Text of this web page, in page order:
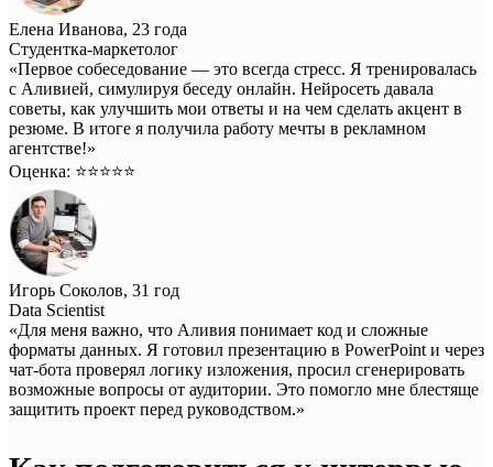
Елена Иванова, 23 года
Студентка-маркетолог
«Первое собеседование — это всегда стресс. Я тренировалась
с Аливией, симулируя беседу онлайн. Нейросеть давала
советы, как улучшить мои ответы и на чем сделать акцент в
резюме. В итоге я получила работу мечты в рекламном
агентстве!»
Оценка: ⭐️⭐️⭐️⭐️⭐️
Игорь Соколов, 31 год
Data Scientist
«Для меня важно, что Аливия понимает код и сложные
форматы данных. Я готовил презентацию в PowerPoint и через
чат-бота проверял логику изложения, просил сгенерировать
возможные вопросы от аудитории. Это помогло мне блестяще
защитить проект перед руководством.»